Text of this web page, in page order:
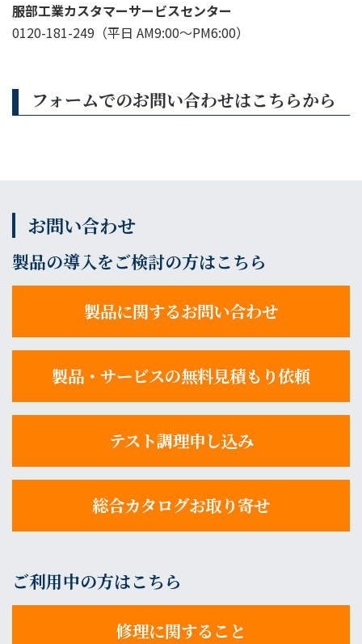
服部工業カスタマーサービスセンター
0120-181-249（平日 AM9:00〜PM6:00）
フォームでのお問い合わせはこちらから
お問い合わせ
製品の導入をご検討の方はこちら
製品に関するお問い合わせ
製品・サービスの無料見積もり依頼
テスト調理申し込み
総合カタログお取り寄せ
ご利用中の方はこちら
修理に関すること